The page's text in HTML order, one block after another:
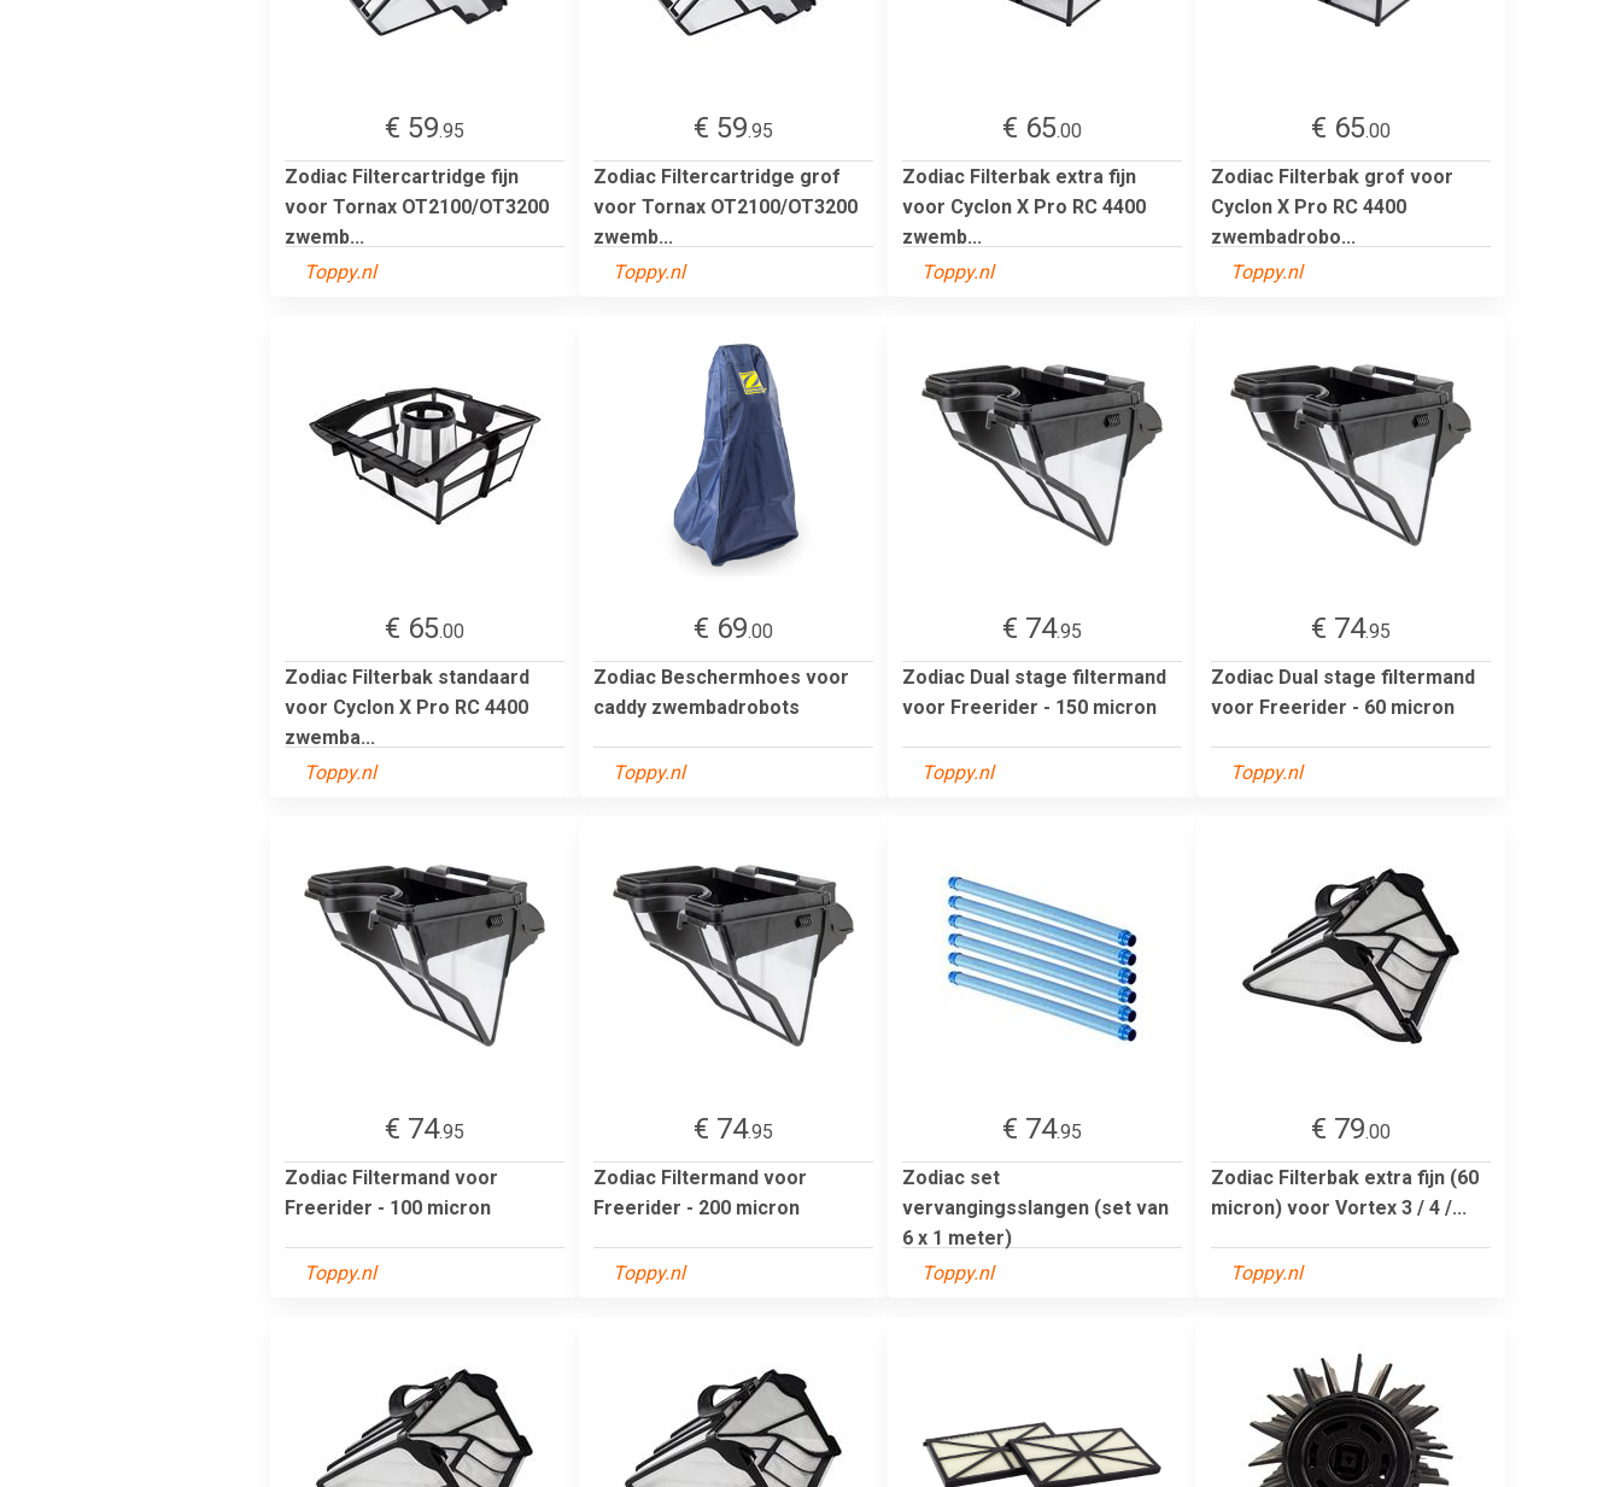
€ 59.95
Zodiac Filtercartridge fijn
voor Tornax OT2100/OT3200
zwemb...
Toppy.nl
€ 59.95
Zodiac Filtercartridge grof
voor Tornax OT2100/OT3200
zwemb...
Toppy.nl
€ 65.00
Zodiac Filterbak extra fijn
voor Cyclon X Pro RC 4400
zwemb...
Toppy.nl
€ 65.00
Zodiac Filterbak grof voor
Cyclon X Pro RC 4400
zwembadrobo...
Toppy.nl
€ 65.00
Zodiac Filterbak standaard
voor Cyclon X Pro RC 4400
zwemba...
Toppy.nl
€ 69.00
Zodiac Beschermhoes voor
caddy zwembadrobots
Toppy.nl
€ 74.95
Zodiac Dual stage filtermand
voor Freerider - 150 micron
Toppy.nl
€ 74.95
Zodiac Dual stage filtermand
voor Freerider - 60 micron
Toppy.nl
€ 74.95
Zodiac Filtermand voor
Freerider - 100 micron
Toppy.nl
€ 74.95
Zodiac Filtermand voor
Freerider - 200 micron
Toppy.nl
€ 74.95
Zodiac set
vervangingsslangen (set van
6 x 1 meter)
Toppy.nl
€ 79.00
Zodiac Filterbak extra fijn (60
micron) voor Vortex 3 / 4 /...
Toppy.nl